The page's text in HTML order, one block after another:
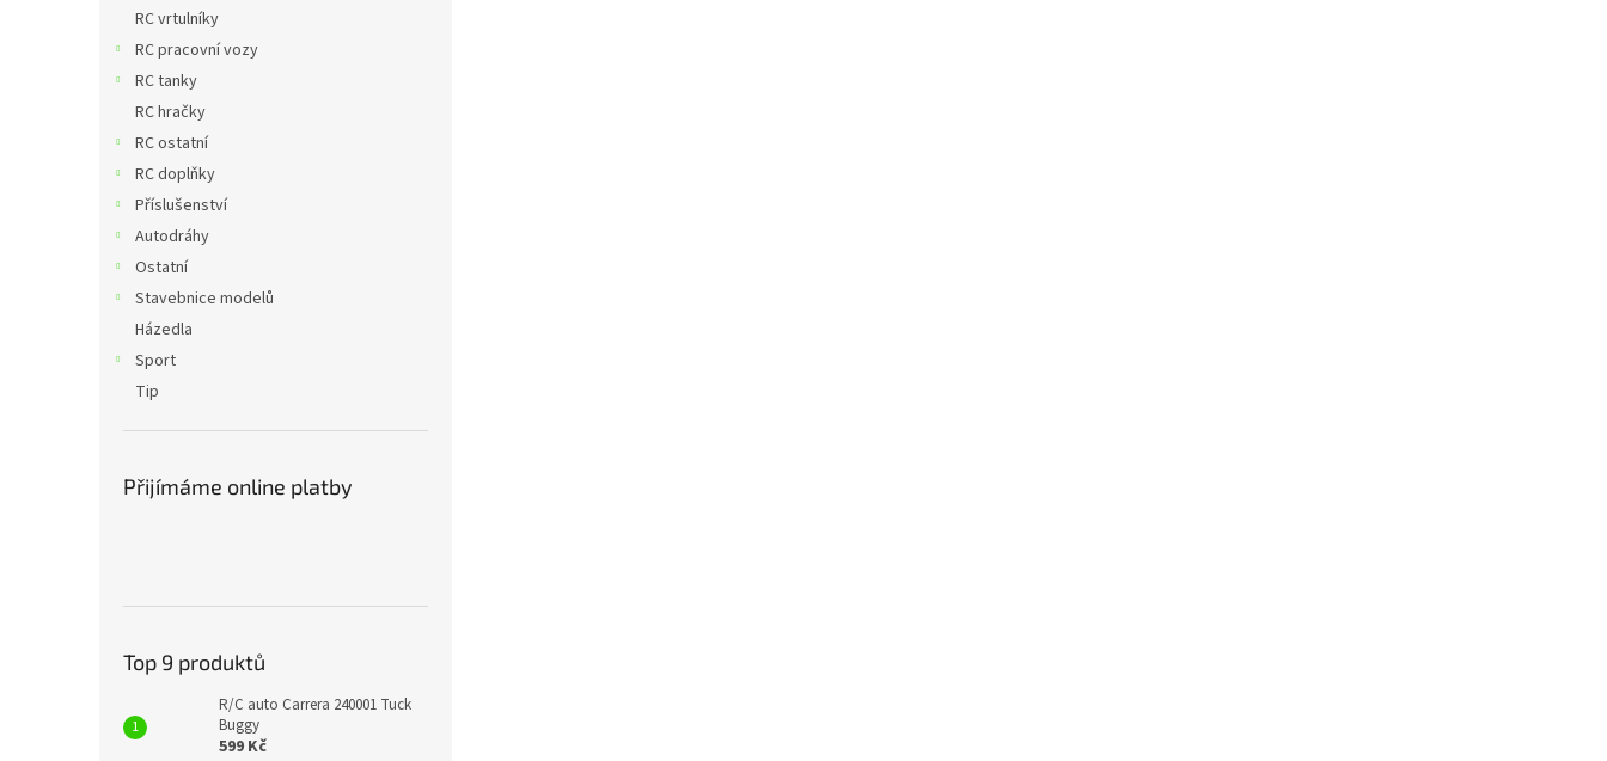
RC vrtulníky
RC pracovní vozy
RC tanky
RC hračky
RC ostatní
RC doplňky
Příslušenství
Autodráhy
Ostatní
Stavebnice modelů
Házedla
Sport
Tip
Přijímáme online platby
Top 9 produktů
R/C auto Carrera 240001 Tuck
Buggy
599 Kč